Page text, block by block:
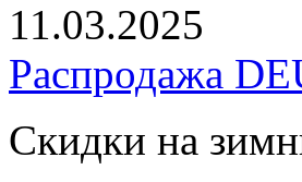
11.03.2025
Распродажа
Скидки на